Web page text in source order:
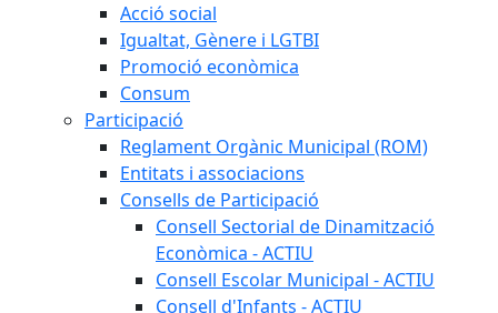
Acció social
Igualtat, Gènere i LGTBI
Promoció econòmica
Consum
Participació
Reglament Orgànic Municipal (ROM)
Entitats i associacions
Consells de Participació
Consell Sectorial de Dinamització
Econòmica - ACTIU
Consell Escolar Municipal - ACTIU
Consell d'Infants - ACTIU